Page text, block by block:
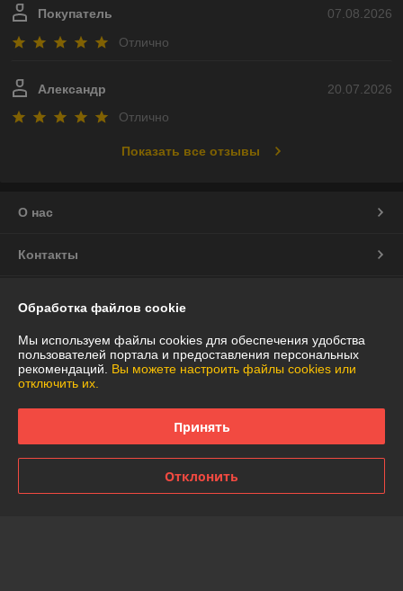
07.08.2026
Покупатель
Отлично
20.07.2026
Александр
Отлично
Показать все отзывы
О нас
Контакты
График работы
Полная версия сайта
Политика обработки cookies
Обработка файлов cookie
Мы используем файлы cookies для обеспечения удобства
пользователей портала и предоставления персональных
рекомендаций. Вы можете настроить файлы cookies или
отключить их.
Принять
Отклонить